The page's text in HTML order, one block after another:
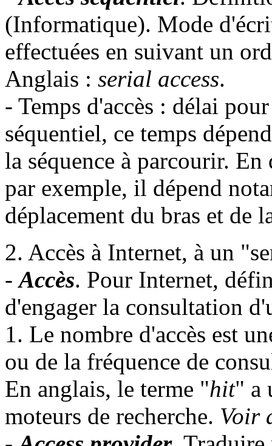
(Informatique). Mode
effectuées en suivant un
Anglais : serial access.
- Temps d'accès : délai
séquentiel, ce temps
la séquence à parcourir.
par exemple, il dépend
déplacement du bras et de
2. Accès à Internet, à un
-Accès. Pour Internet,
d'engager la consultation
1. Le nombre d'accès est
ou de la fréquence de
En anglais, le terme "hit" a
moteurs de recherche. Voir